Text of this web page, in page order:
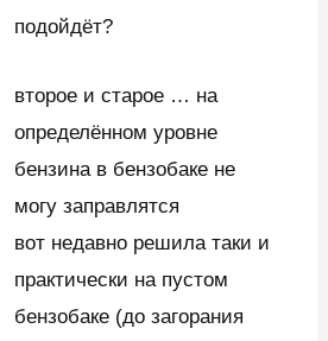
подойдёт?
второе и старое … на
определённом уровне
бензина в бензобаке не
могу заправлятся
вот недавно решила таки и
практически на пустом
бензобаке (до загорания